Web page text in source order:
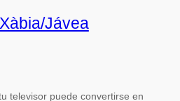
Jávea
televisor puede convertirse en